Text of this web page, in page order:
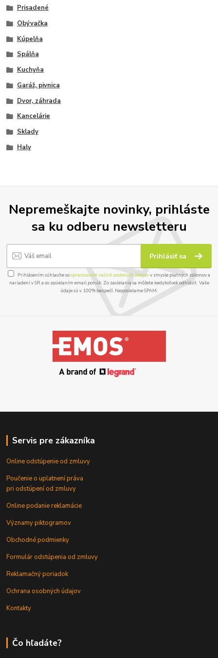
Prisadené
Obývačka
Kúpelňa
Spálňa
Kuchyňa
Garáž, pivnica
Dvor, záhrada
Kancelárie
Sklady
Haly
Nepremeškajte novinky, prihláste
sa ku odberu newsletteru
Prihlásiť sa
Prihlásením súhlasíte sospracovaním vašich osobných údajovv zmysle platných zákonov a
nariadení v SR a so zasielaním email ponúk. Zo zasielania sa môžete kedykoľvek odhlásiť. Vaše
údaje sú v 100% bezpečí. Neposielame SPAM.
Servis pre zákazníka
Online odstúpenie od zmluvy
Poučenie o uplatnení práva
pri odstúpení od zmluvy
Online podanie reklamácie
Významy piktogramov
Obchodné podmienky
Formulár odstúpenia od zmluvy
Reklamačný poriadok
Ochrana osobných údajov
Kontakty
Čo hľadáte?